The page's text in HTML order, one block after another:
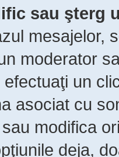
sau şterg
mesajelor,
moderator
efectuaţi un
asociat cu
modifica
deja,